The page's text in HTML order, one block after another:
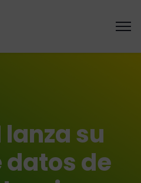
lanza su
datos de